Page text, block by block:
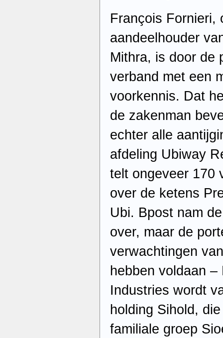
François Fornieri,
aandeelhouder
Mithra, is door de
verband met een
voorkennis. Dat
de zakenman
echter alle
afdeling Ubiway
telt ongeveer 170
over de ketens
Ubi. Bpost nam
over, maar de
verwachtingen
hebben voldaan
Industries wordt
holding Sihold,
familiale groep